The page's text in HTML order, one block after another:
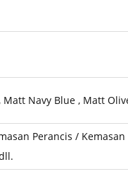
Navy Blue , Matt
Perancis /